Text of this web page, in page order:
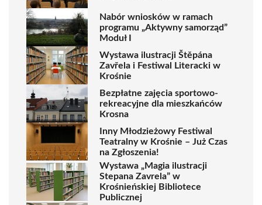
Nabór wniosków w ramach
programu „Aktywny samorząd”
Moduł I
Wystawa ilustracji Štěpána
Zavřela i Festiwal Literacki w
Krośnie
Bezpłatne zajęcia sportowo-
rekreacyjne dla mieszkańców
Krosna
Inny Młodzieżowy Festiwal
Teatralny w Krośnie – Już Czas
na Zgłoszenia!
Wystawa „Magia ilustracji
Stepana Zavrela” w
Krośnieńskiej Bibliotece
Publicznej